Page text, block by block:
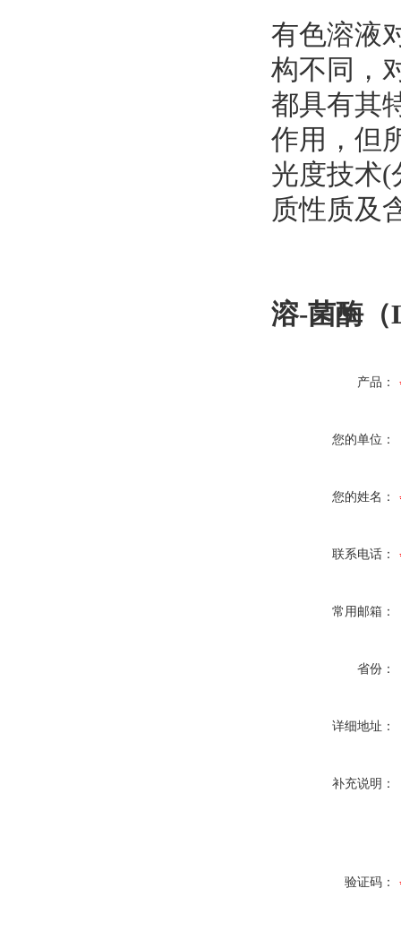
有色溶液
构不同，
都具有其
作用，但
光度技术(
质性质及
溶-菌酶
产品：
您的单位：
您的姓名：
联系电话：
常用邮箱：
省份：
详细地址：
补充说明：
验证码：